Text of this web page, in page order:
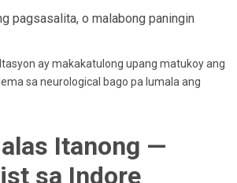
pagsasalita, o malabong paningin
ay makakatulong upang matukoy ang
sa neurological bago pa lumala ang
Itanong —
sa Indore